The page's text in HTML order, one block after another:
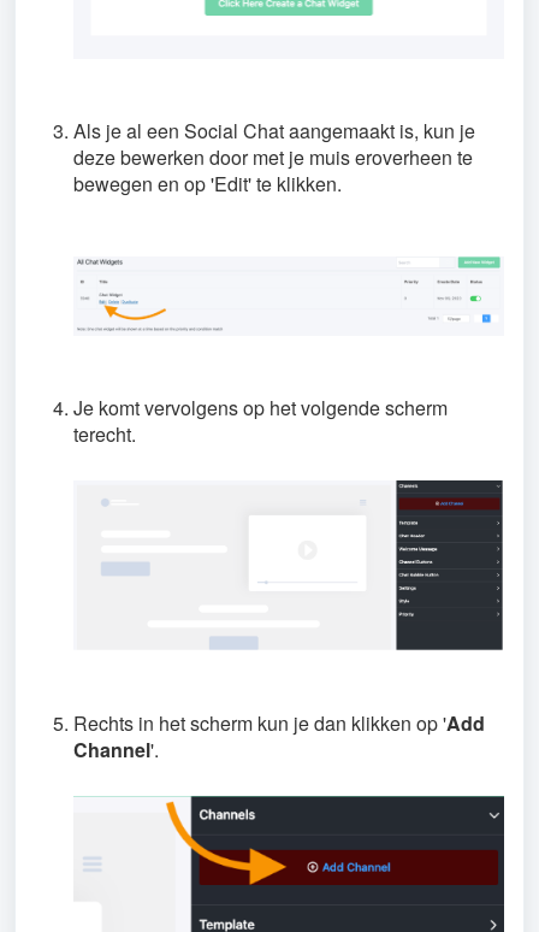
Als je al een Social Chat aangemaakt is, kun je
deze bewerken door met je muis eroverheen te
bewegen en op 'Edit' te klikken.
Je komt vervolgens op het volgende scherm
terecht.
Rechts in het scherm kun je dan klikken op 'Add
Channel'.